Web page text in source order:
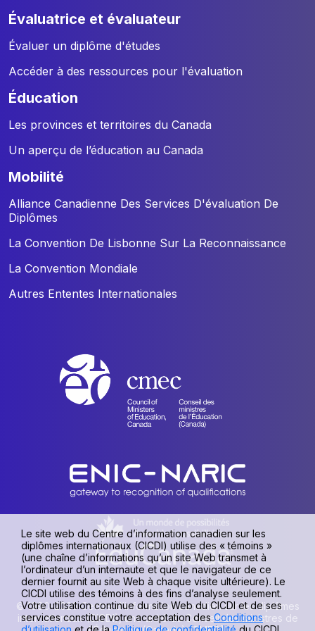
évaluatrice et évaluateur
Évaluer un diplôme d'études
Accéder à des ressources pour l'évaluation
éducation
Les provinces et territoires du Canada
Un aperçu de l’éducation au Canada
mobilité
Alliance Canadienne Des Services D'évaluation De
Diplômes
La Convention De Lisbonne Sur La Reconnaissance
La Convention Mondiale
Autres Ententes Internationales
© 1990-2026 Centre d’information canadien sur les diplômes
internationaux (CICDI), une unité du Conseil des ministres de
Le site web du Centre d’information canadien sur les
diplômes internationaux (CICDI) utilise des « témoins »
(une chaîne d’informations qu’un site Web transmet à
l’ordinateur d’un internaute et que le navigateur de ce
dernier fournit au site Web à chaque visite ultérieure). Le
CICDI utilise des témoins à des fins d’analyse seulement.
Votre utilisation continue du site Web du CICDI et de ses
services constitue votre acceptation desConditions